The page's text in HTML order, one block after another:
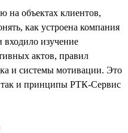
на объектах клиентов,
как устроена компания
изучение
актов, правил
и системы мотивации. Это
так и принципы РТК-Сервис